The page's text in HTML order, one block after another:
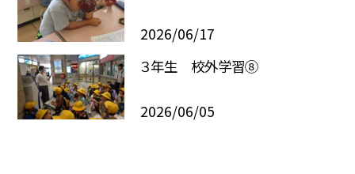
2026/06/17
３年生 校外学習⑧
2026/06/05